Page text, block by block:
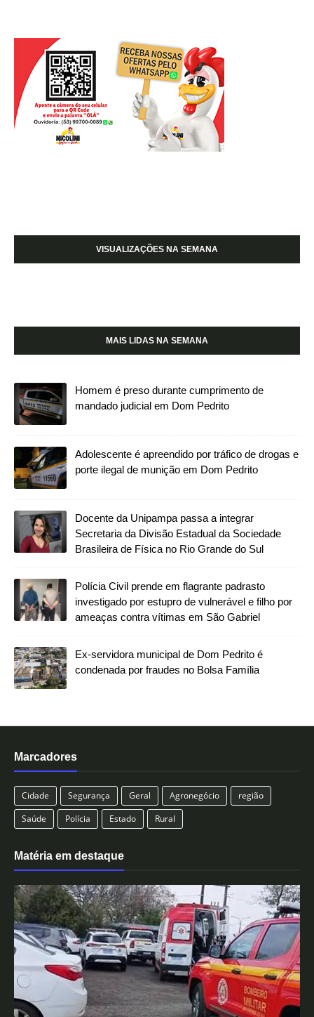
VISUALIZAÇÕES NA SEMANA
MAIS LIDAS NA SEMANA
Homem é preso durante cumprimento de
mandado judicial em Dom Pedrito
Adolescente é apreendido por tráfico de drogas e
porte ilegal de munição em Dom Pedrito
Docente da Unipampa passa a integrar
Secretaria da Divisão Estadual da Sociedade
Brasileira de Física no Rio Grande do Sul
Polícia Civil prende em flagrante padrasto
investigado por estupro de vulnerável e filho por
ameaças contra vítimas em São Gabriel
Ex-servidora municipal de Dom Pedrito é
condenada por fraudes no Bolsa Família
Marcadores
Cidade Segurança Geral Agronegócio
região
Saúde
Polícia Estado Rural
Matéria em destaque